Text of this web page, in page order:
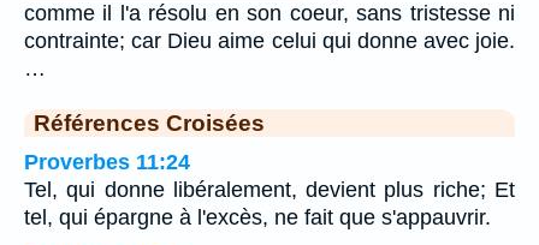
comme il l'a résolu en son coeur, sans tristesse ni
contrainte; car Dieu aime celui qui donne avec joie.
…
Références Croisées
Proverbes 11:24
Tel, qui donne libéralement, devient plus riche; Et
tel, qui épargne à l'excès, ne fait que s'appauvrir.